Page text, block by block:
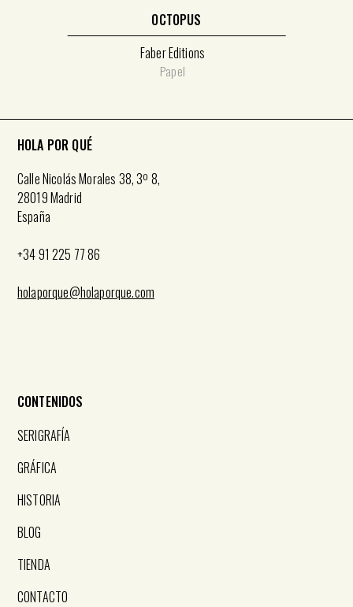
OCTOPUS
Faber Editions
Papel
HOLA POR QUÉ
Calle Nicolás Morales 38, 3º 8,
28019 Madrid
España
+34 91 225 77 86
holaporque@holaporque.com
CONTENIDOS
SERIGRAFÍA
GRÁFICA
HISTORIA
BLOG
TIENDA
CONTACTO